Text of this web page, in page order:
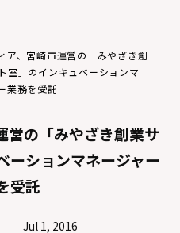
ア、宮崎市運営の「みやざき創
室」のインキュベーションマ
業務を受託
営の「みやざき創業サ
ーションマネージャー
受託
Jul 1, 2016